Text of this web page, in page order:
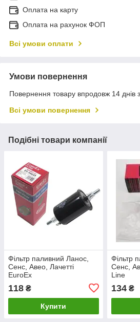
Оплата на карту
Оплата на рахунок ФОП
Всі умови оплати
Умови повернення
Повернення товару впродовж 14 днів
Всі умови повернення
Подібні товари компанії
Фільтр паливний Ланос,
Сенс, Авео, Лачетті
EuroEx
118 ₴
Купити
Фільтр
Сенс,
Line
134₴